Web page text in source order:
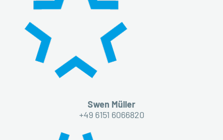
Swen Müller
+49 6151 6066820